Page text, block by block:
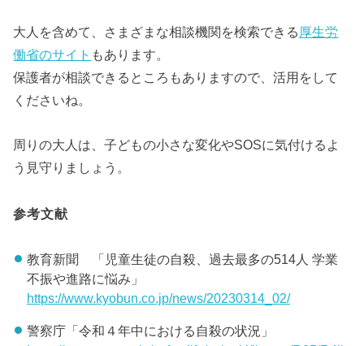
大人を含めて、さまざまな相談機関を検索できる 厚生労
働省のサイト もあります。
保護者が相談できるところもありますので、活用をして
くださいね。
周りの大人は、子どもの小さな変化やSOSに気付けるよ
う見守りましょう。
参考文献
教育新聞 「児童生徒の自殺、過去最多の514人 学業
不振や進路に悩み」
https://www.kyobun.co.jp/news/20230314_02/
警察庁「令和４年中における自殺の状況」